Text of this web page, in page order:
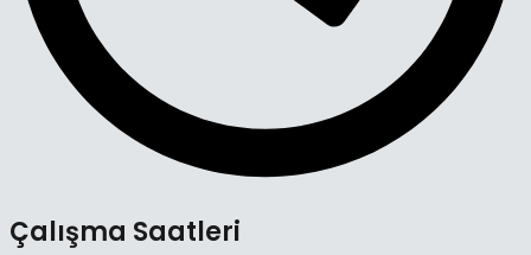
Çalışma Saatleri